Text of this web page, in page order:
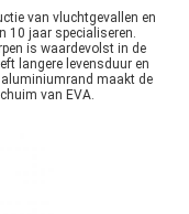
van vluchtgevallen en
10 jaar specialiseren.
is waardevolst in de
langere levensduur en
aluminiumrand maakt de
van EVA.